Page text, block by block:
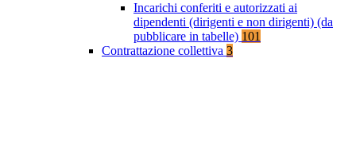
Incarichi conferiti e autorizzati ai
dipendenti (dirigenti e non dirigenti) (da
pubblicare in tabelle) 101
Contrattazione collettiva 3